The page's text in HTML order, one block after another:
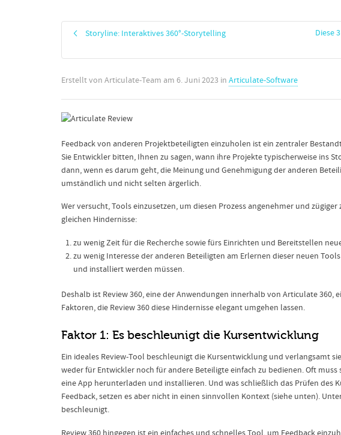
Storyline: Interaktives 360°-Storytelling
Diese
Erstellt von Articulate-Team am 6. Juni 2023 in Articulate-Software
Feedback von anderen Projektbeteiligten einzuholen ist ein zentraler
Sie Entwickler bitten, Ihnen zu sagen, wann ihre Projekte typischerweise ins
dann, wenn es darum geht, die Meinung und Genehmigung der anderen
umständlich und nicht selten ärgerlich.
Wer versucht, Tools einzusetzen, um diesen Prozess angenehmer und
gleichen Hindernisse:
zu wenig Zeit für die Recherche sowie fürs Einrichten und Bereitstellen
zu wenig Interesse der anderen Beteiligten am Erlernen dieser neuen
und installiert werden müssen.
Deshalb ist Review 360, eine der Anwendungen innerhalb von Articulate 360,
Faktoren, die Review 360 diese Hindernisse elegant umgehen lassen.
Faktor 1: Es beschleunigt die Kursentwicklung
Ein ideales Review-Tool beschleunigt die Kursentwicklung und verlangsamt
weder für Entwickler noch für andere Beteiligte einfach zu bedienen. Oft
eine App herunterladen und installieren. Und was schließlich das Prüfen des
Feedback, setzen es aber nicht in einen sinnvollen Kontext (siehe unten).
beschleunigt.